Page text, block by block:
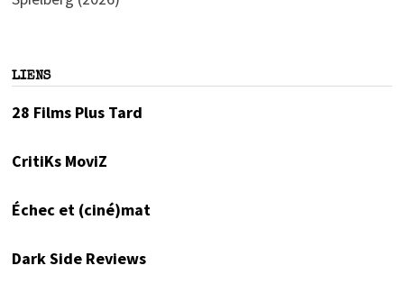
LIENS
28 Films Plus Tard
CritiKs MoviZ
Échec et (ciné)mat
Dark Side Reviews